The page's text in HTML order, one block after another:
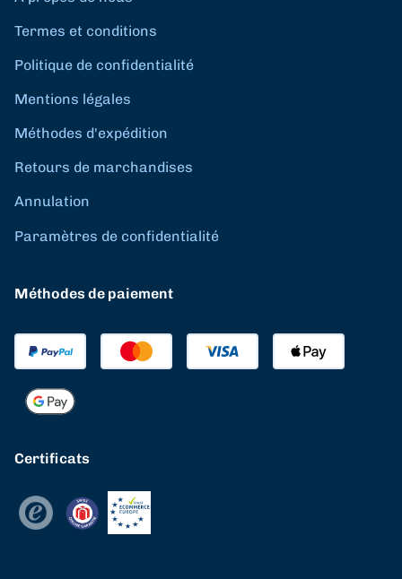
Termes et conditions
Politique de confidentialité
Mentions légales
Méthodes d'expédition
Retours de marchandises
Annulation
Paramètres de confidentialité
Méthodes de paiement
Certificats